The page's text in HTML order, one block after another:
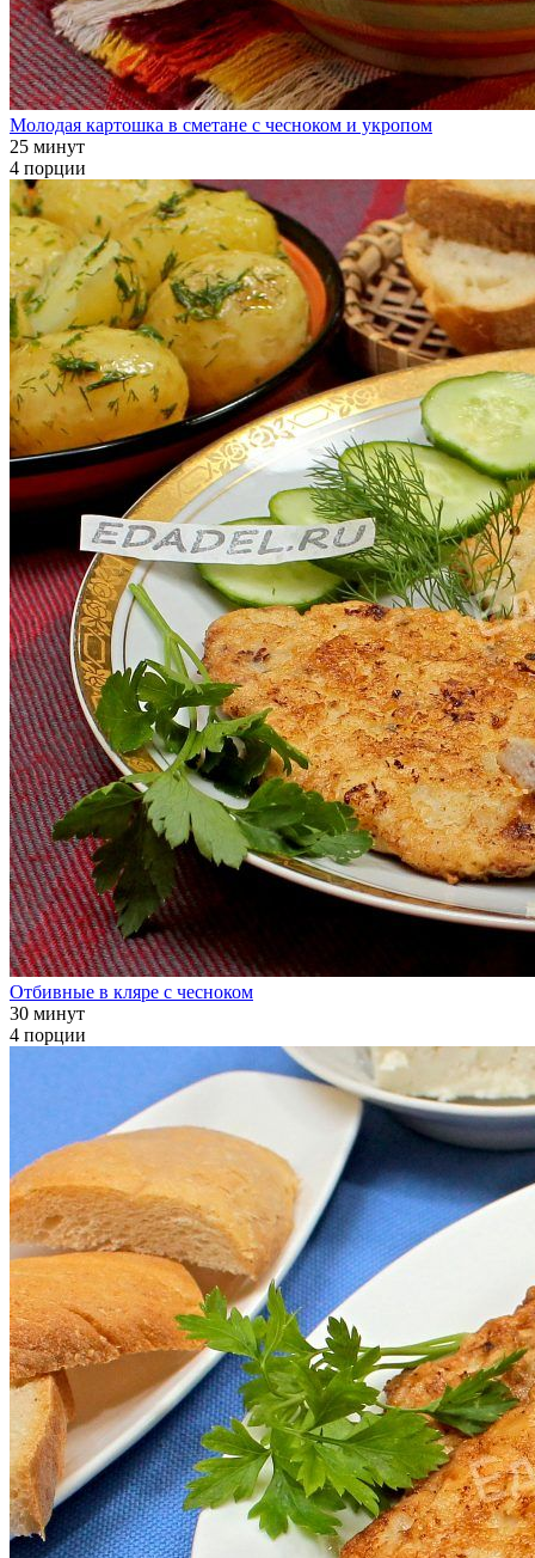
Молодая картошка в сметане с чесноком и укропом
25 минут
4 порции
Отбивные в кляре с чесноком
30 минут
4 порции